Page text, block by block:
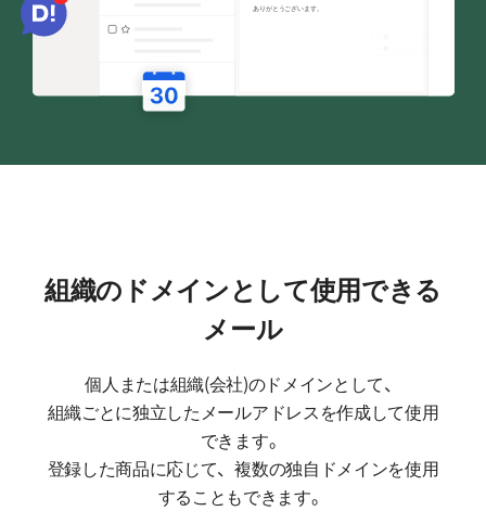
ありがとうございます。
組織のドメインとして使用できる
メール
個人または組織(会社)のドメインとして、
組織ごとに独立したメールアドレスを作成して使用
できます。
登録した商品に応じて、複数の独自ドメインを使用
することもできます。